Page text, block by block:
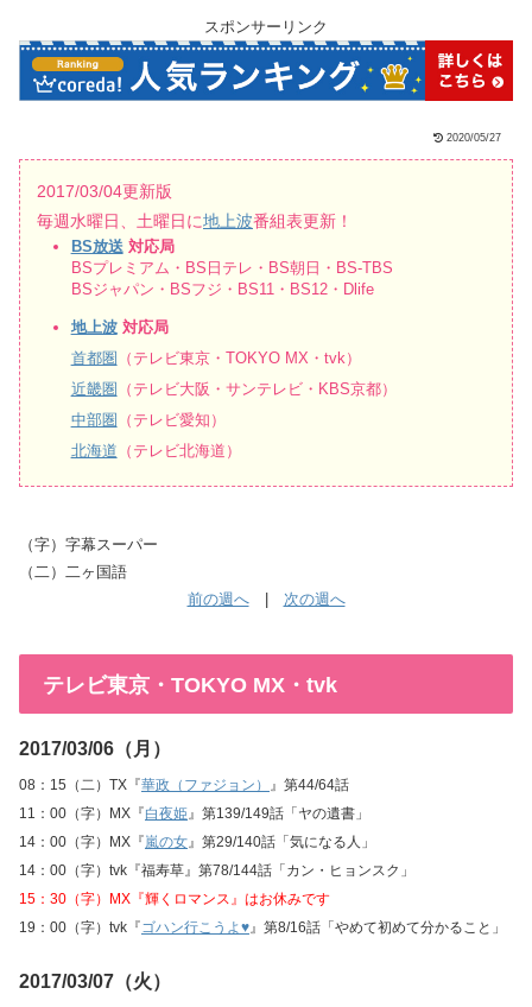
スポンサーリンク
2020/05/27
2017/03/04更新版
毎週水曜日、土曜日に地上波番組表更新！
BS放送 対応局
BSプレミアム・BS日テレ・BS朝日・BS-TBS
BSジャパン・BSフジ・BS11・BS12・Dlife
地上波対応局
首都圏 （テレビ東京・TOKYO MX・tvk）
近畿圏 （テレビ大阪・サンテレビ・KBS京都）
中部圏 （テレビ愛知）
北海道 （テレビ北海道）
（字）字幕スーパー
（二）二ヶ国語
前の週へ| 次の週へ
テレビ東京・TOKYO MX・tvk
2017/03/06（月）
08：15（二）TX『華政（ファジョン）
』第44/64話
11：00（字）MX『白夜姫 』第139/149話「ヤの遺書」
14：00（字）MX『嵐の女 』第29/140話「気になる人」
14：00（字）tvk『福寿草』第78/144話「カン・ヒョンスク」
15：30（字）MX『輝くロマンス』はお休みです
19：00（字）tvk『ゴハン行こうよ♥ 』第8/16話「やめて初めて分かること」
2017/03/07（火）